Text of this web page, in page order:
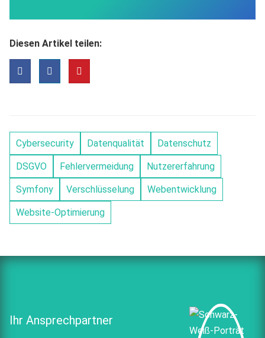
Diesen Artikel teilen:
Cybersecurity Datenqualität Datenschutz
DSGVO Fehlervermeidung Nutzererfahrung
Symfony Verschlüsselung Webentwicklung
Website-Optimierung
Ihr Ansprechpartner